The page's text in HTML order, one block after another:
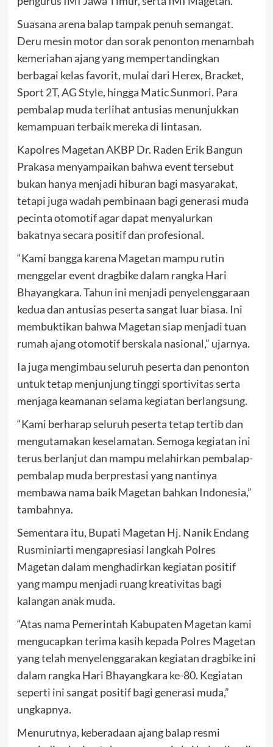
Suasana arena balap tampak penuh semangat.
Deru mesin motor dan sorak penonton menambah
kemeriahan ajang yang mempertandingkan
berbagai kelas favorit, mulai dari Herex, Bracket,
Sport 2T, AG Style, hingga Matic Sunmori. Para
pembalap muda terlihat antusias menunjukkan
kemampuan terbaik mereka di lintasan.
Kapolres Magetan AKBP Dr. Raden Erik Bangun
Prakasa menyampaikan bahwa event tersebut
bukan hanya menjadi hiburan bagi masyarakat,
tetapi juga wadah pembinaan bagi generasi muda
pecinta otomotif agar dapat menyalurkan
bakatnya secara positif dan profesional.
“Kami bangga karena Magetan mampu rutin
menggelar event dragbike dalam rangka Hari
Bhayangkara. Tahun ini menjadi penyelenggaraan
kedua dan antusias peserta sangat luar biasa. Ini
membuktikan bahwa Magetan siap menjadi tuan
rumah ajang otomotif berskala nasional,” ujarnya.
Ia juga mengimbau seluruh peserta dan penonton
untuk tetap menjunjung tinggi sportivitas serta
menjaga keamanan selama kegiatan berlangsung.
“Kami berharap seluruh peserta tetap tertib dan
mengutamakan keselamatan. Semoga kegiatan ini
terus berlanjut dan mampu melahirkan pembalap-
pembalap muda berprestasi yang nantinya
membawa nama baik Magetan bahkan Indonesia,”
tambahnya.
Sementara itu, Bupati Magetan Hj. Nanik Endang
Rusminiarti mengapresiasi langkah Polres
Magetan dalam menghadirkan kegiatan positif
yang mampu menjadi ruang kreativitas bagi
kalangan anak muda.
“Atas nama Pemerintah Kabupaten Magetan kami
mengucapkan terima kasih kepada Polres Magetan
yang telah menyelenggarakan kegiatan dragbike ini
dalam rangka Hari Bhayangkara ke-80. Kegiatan
seperti ini sangat positif bagi generasi muda,”
ungkapnya.
Menurutnya, keberadaan ajang balap resmi